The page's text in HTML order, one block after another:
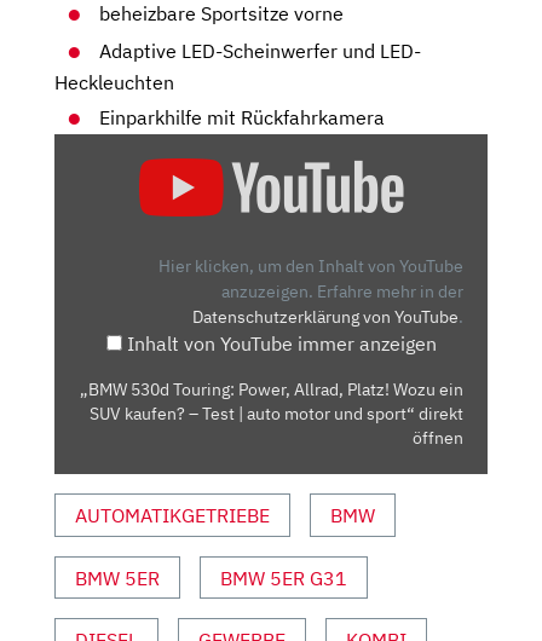
beheizbare Sportsitze vorne
Adaptive LED-Scheinwerfer und LED-
Heckleuchten
Einparkhilfe mit Rückfahrkamera
TOURING:
SUV
KAUFEN?
|
AUTO
MOTOR
UND
Hier klicken, um den Inhalt von YouTube
anzuzeigen. Erfahre mehr in der
Datenschutzerklärung von YouTube.
Inhalt von YouTube immer anzeigen
„BMW 530d Touring: Power, Allrad, Platz! Wozu ein
SUV kaufen? – Test | auto motor und sport“ direkt
öffnen
AUTOMATIKGETRIEBE BMW
BMW 5ER BMW 5ER G31